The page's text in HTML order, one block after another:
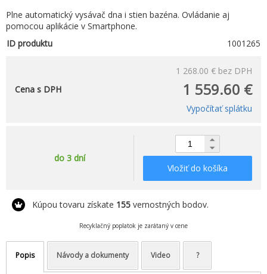
Plne automatický vysávač dna i stien bazéna. Ovládanie aj
pomocou aplikácie v Smartphone.
ID produktu
1001265
1 268.00 € bez DPH
1 559.60 €
Cena s DPH
Vypočítať splátku
do 3 dní
Vložiť do košíka
Kúpou tovaru získate 155 vernostných bodov.
Recyklačný poplatok je zarátaný v cene
Popis Návody a dokumenty Video ?